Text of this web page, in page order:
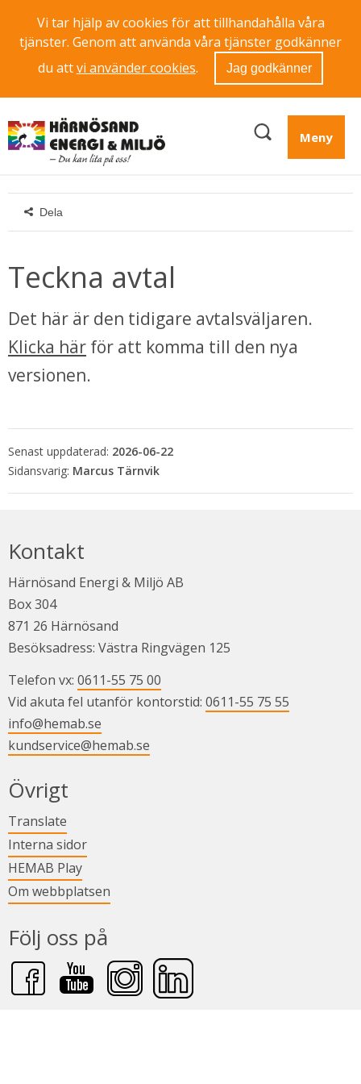
Vi tar hjälp av cookies för att tillhandahålla våra
tjänster. Genom att använda våra tjänster godkänner
du attvi använder cookies. Jag godkänner
Meny
i nytt fönster.
Dela
Teckna avtal
Klicka här för att komma till den nya
versionen.
Senast uppdaterad: 2026-06-22
Marcus Tärnvik
Kontakt
Härnösand Energi & Miljö AB
Box 304
871 26 Härnösand
Besöksadress: Västra Ringvägen 125
Telefon vx: 0611-55 75 00
Vid akuta fel utanför kontorstid: 0611-55 75 55
info@hemab.se
kundservice@hemab.se
Övrigt
Translate
Interna sidorLänk till annan webbplats.
HEMAB PlayLänk till annan webbplats.
Om webbplatsen
Följ oss på